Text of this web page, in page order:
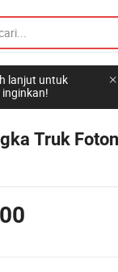
lanjut untuk
Truk